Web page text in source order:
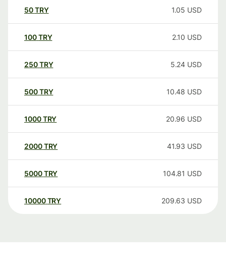
50TRY 1.05 USD
100TRY 2.10 USD
250TRY 5.24 USD
500TRY 10.48 USD
1000TRY 20.96 USD
2000TRY 41.93 USD
5000TRY 104.81 USD
10000 TRY 209.63 USD